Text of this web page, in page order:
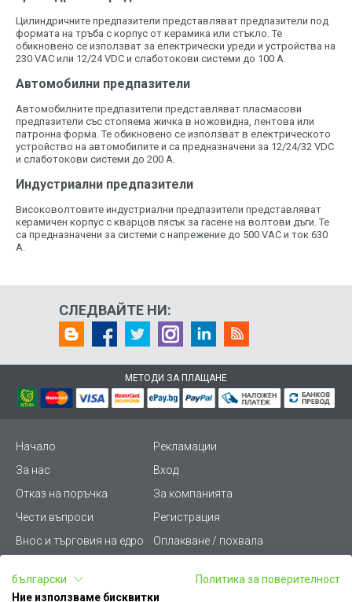
Цилиндричните предпазители представляват предпазители под
формата на тръба с корпус от керамика или стъкло. Те
обикновено се използват за електрически уреди и устройства на
230 VAC или 12/24 VDC и слаботокови системи до 100 A.
Автомобилни предпазители
Автомобилните предпазители представляват пласмасови
предпазители със стопяема жичка в ножовидна, лентова или
патронна форма. Те обикновено се използват в електрическото
устройство на автомобилите и са предназначени за 12/24/32 VDC
и слаботокови системи до 200 A.
Индустриални предпазители
Високоволтовите индустриални предпазители представляват
керамичен корпус с кварцов пясък за гасене на волтови дъги. Те
са предназначени за системи с напрежение до 500 VAC и ток 630
А.
СЛЕДВАЙТЕ НИ:
МЕТОДИ ЗА ПЛАЩАНЕ
Начало
Рекламации
За нас
Вход
Отказ на поръчка
За компанията
Чести въпроси
Регистрация
Внос и търговия на едро
Оплакване / похвала
Условия за ползване
български
Политика за поверителност
Ние използваме бисквитки